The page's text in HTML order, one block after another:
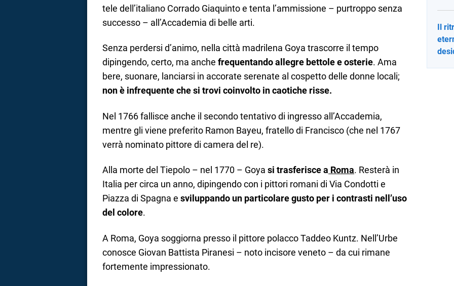
tele dell’italiano Corrado Giaquinto e tenta l’ammissione – purtroppo senza
successo – all’Accademia di belle arti.
Senza perdersi d’animo, nella città madrilena Goya trascorre il tempo
dipingendo, certo, ma anche frequentando allegre bettole e osterie. Ama
bere, suonare, lanciarsi in accorate serenate al cospetto delle donne locali;
non è infrequente che si trovi coinvolto in caotiche risse.
Nel 1766 fallisce anche il secondo tentativo di ingresso all’Accademia,
mentre gli viene preferito Ramon Bayeu, fratello di Francisco (che nel 1767
verrà nominato pittore di camera del re).
Alla morte del Tiepolo – nel 1770 – Goya si trasferisce a Roma. Resterà in
Italia per circa un anno, dipingendo con i pittori romani di Via Condotti e
Piazza di Spagna e sviluppando un particolare gusto per i contrasti nell’uso
del colore.
A Roma, Goya soggiorna presso il pittore polacco Taddeo Kuntz. Nell’Urbe
conosce Giovan Battista Piranesi – noto incisore veneto – da cui rimane
fortemente impressionato.
Il